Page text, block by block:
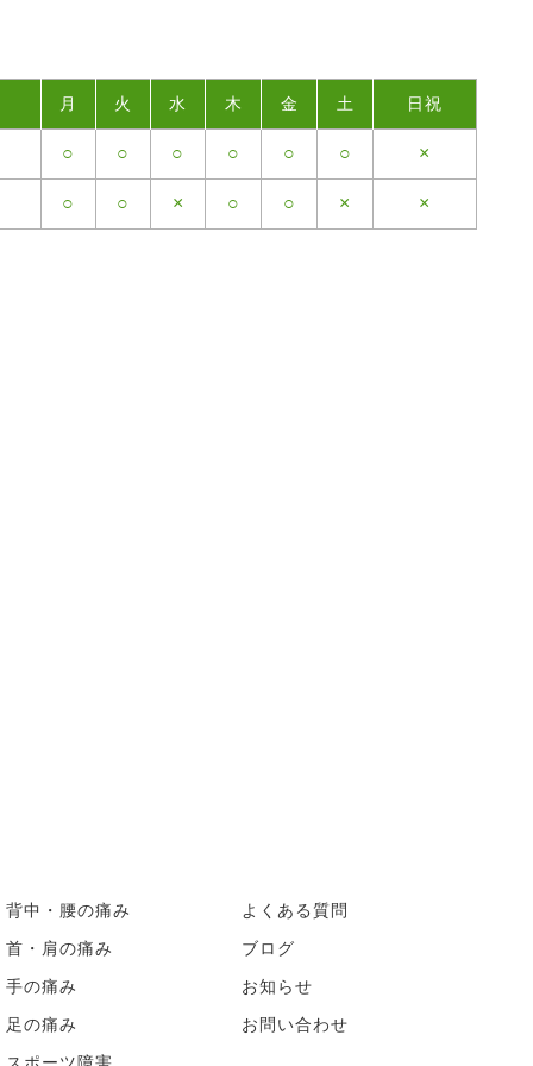
月 火 水 木 金 土 日祝
○ ○ ○ ○ ○ ○ ×
○ ○ × ○ ○ × ×
背中・腰の痛み
首・肩の痛み
手の痛み
足の痛み
よくある質問
ブログ
お知らせ
お問い合わせ